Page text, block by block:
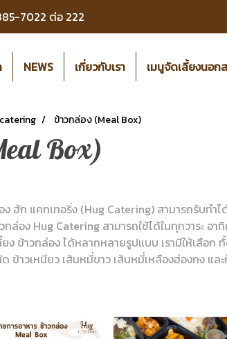
7022 ต่อ 222
NEWS เกี่ยวกับเรา เมนูจัดเลี้ยงนอก
catering ข้าวกล่อง (Meal Box)
Box)
ฮัก แคทเทอริ่ง (Hug Catering) สามารถรับทำ
ล่อง Hug Catering สามารถใช้ได้ในทุกวาระ
ข้าวกล่อง ได้หลากหลายรูปแบบ เรามีให้เลือก
ข้าวเหนียว เส้นหมี่ขาว เส้นหมี่เหลืองฮ่องกง แล